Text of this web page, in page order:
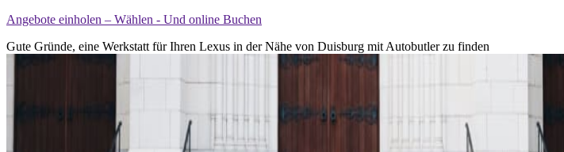
Angebote einholen – Wählen - Und online Buchen
Gute Gründe, eine Werkstatt für Ihren Lexus in der Nähe von Duisburg mit Autobutler zu finden